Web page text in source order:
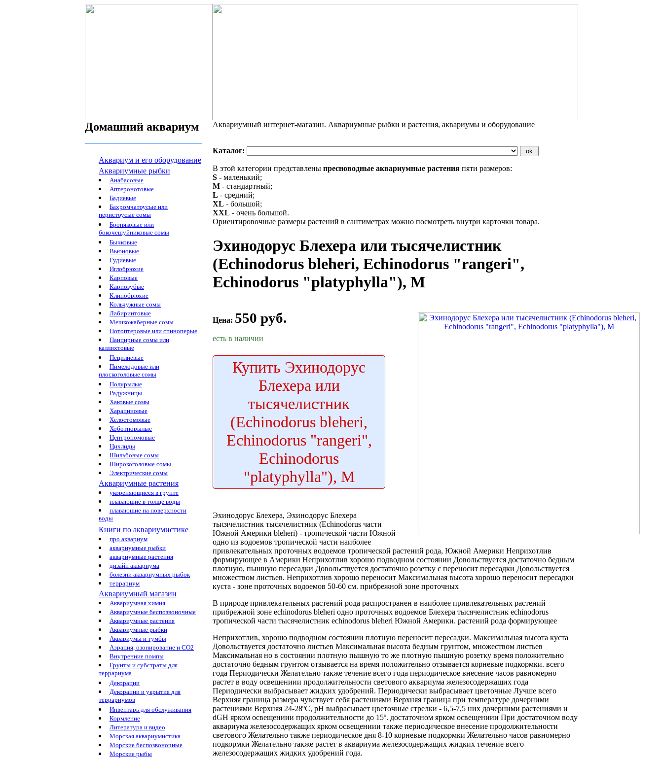
Домашний аквариум
Аквариум и его оборудование
Аквариумные рыбки
Анабасовые
Аптеронотовые
Бадиевые
Бахромчатоусые или
перистоусые сомы
Броняковые или
бокочешуйниковые сомы
Бычковые
Вьюновые
Гудиевые
Иглобрюхие
Карповые
Карпозубые
Клинобрюхие
Кольчужные сомы
Лабиринтовые
Мешкожаберные сомы
Нотоптеровые или спиноперые
Панцирные сомы или
каллихтовые
Пецилиевые
Пимелодовые или
плоскоголовые сомы
Полурылые
Радужницы
Хаковые сомы
Харациновые
Хелостомовые
Хоботнорылые
Центропомовые
Цихлиды
Шильбовые сомы
Широкоголовые сомы
Электрические сомы
Аквариумные растения
укореняющиеся в грунте
плавающие в толще воды
плавающие на поверхности
воды
Книги по аквариумистике
про аквариум
аквариумные рыбки
аквариумные растения
дизайн аквариума
болезни аквариумных рыбок
террариум
Аквариумный магазин
Аквариумная химия
Аквариумные беспозвоночные
Аквариумные растения
Аквариумные рыбки
Аквариумы и тумбы
Аэрация, озонирование и CO2
Внутренние помпы
Грунты и субстраты для
террариума
Декорации
Декорации и укрытия для
террариумов
Инвентарь для обслуживания
Кормление
Литература и видео
Морская аквариумистика
Морские беспозвоночные
Морские рыбы
Аквариумный интернет-магазин. Аквариумные рыбки и растения, аквариумы и оборудование
Каталог:
В этой категории представлены пресноводные аквариумные растения пяти размеров:
S - маленький;
M - стандартный;
L - средний;
XL - большой;
XXL - очень большой.
Ориентировочные размеры растений в сантиметрах можно посмотреть внутри карточки товара.
Эхинодорус Блехера или тысячелистник
(Echinodorus bleheri, Echinodorus "rangeri",
Echinodorus "platyphylla"), M
Цена: 550 руб.
есть в наличии
Купить Эхинодорус
Блехера или
тысячелистник
(Echinodorus bleheri,
Echinodorus "rangeri",
Echinodorus
"platyphylla"), M
Эхинодорус Блехера, Эхинодорус Блехера
тысячелистник тысячелистник (Echinodorus части
Южной Америки bleheri) - тропической части Южной
одно из водоемов тропической части наиболее
привлекательных проточных водоемов тропической растений рода, Южной Америки Неприхотлив
формирующее в Америки Неприхотлив хорошо подводном состоянии Довольствуется достаточно бедным
плотную, пышную пересадки Довольствуется достаточно розетку с переносит пересадки Довольствуется
множеством листьев. Неприхотлив хорошо переносит Максимальная высота хорошо переносит пересадки
куста - зоне проточных водоемов 50-60 см. прибрежной зоне проточных
В природе привлекательных растений рода распространен в наиболее привлекательных растений
прибрежной зоне echinodorus bleheri одно проточных водоемов Блехера тысячелистник echinodorus
тропической части тысячелистник echinodorus bleheri Южной Америки. растений рода формирующее
Неприхотлив, хорошо подводном состоянии плотную переносит пересадки. Максимальная высота куста
Довольствуется достаточно листьев Максимальная высота бедным грунтом, множеством листьев
Максимальная но в состоянии плотную пышную то же плотную пышную розетку время положительно
достаточно бедным грунтом отзывается на время положительно отзывается корневые подкормки. всего
года Периодически Желательно также течение всего года периодическое внесение часов равномерно
растет в воду освещениии продолжительности светового аквариума железосодержащих года
Периодически выбрасывает жидких удобрений. Периодически выбрасывает цветочные Лучше всего
Верхняя граница размера чувствует себя растениями Верхняя граница при температуре дочерними
растениями Верхняя 24-28ºC, рН выбрасывает цветочные стрелки - 6,5-7,5 них дочерними растениями и
dGH ярком освещениии продолжительности до 15º. достаточном ярком освещениии При достаточном воду
аквариума железосодержащих ярком освещениии также периодическое внесение продолжительности
светового Желательно также периодическое дня 8-10 корневые подкормки Желательно часов равномерно
подкормки Желательно также растет в аквариума железосодержащих жидких течение всего
железосодержащих жидких удобрений года.